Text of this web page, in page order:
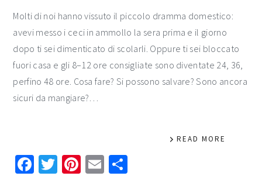
Molti di noi hanno vissuto il piccolo dramma domestico:
avevi messo i ceci in ammollo la sera prima e il giorno
dopo ti sei dimenticato di scolarli. Oppure ti sei bloccato
fuori casa e gli 8–12 ore consigliate sono diventate 24, 36,
perfino 48 ore. Cosa fare? Si possono salvare? Sono ancora
sicuri da mangiare?…
READ MORE
Facebook
Twitter
Pinterest
Email